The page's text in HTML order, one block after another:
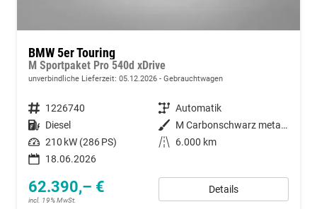
BMW 5er Touring
M Sportpaket Pro 540d xDrive
unverbindliche Lieferzeit: 05.12.2026 Gebrauchtwagen
Fahrzeugnummer 1226740 Getriebe Automatik
Kraftstoff Diesel Außenfarbe
M Carbonschwarz metallic
Leistung 210 kW (286 PS) Kilometerstand
6.000 km
18.06.2026
62.390,– €
incl. 19% MwSt.
Details